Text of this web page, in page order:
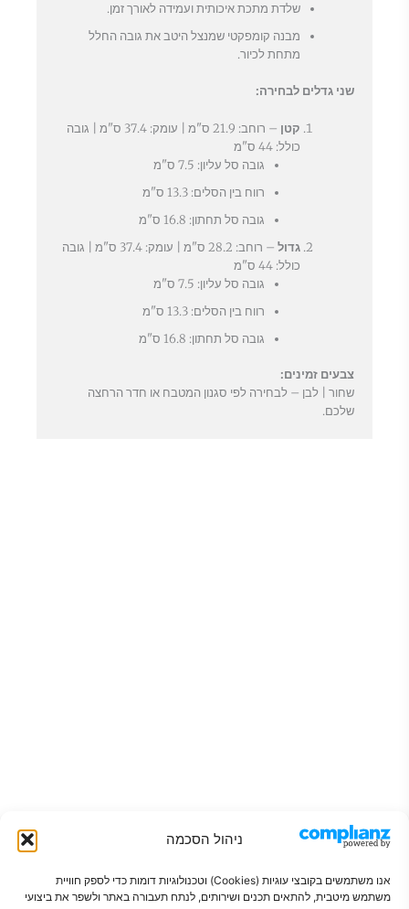
ניהול הסכמה
אנו משתמשים בקובצי עוגיות (Cookies) וטכנולוגיות דומות כדי לספק חוויית
משתמש מיטבית, להתאים תכנים ושירותים, לנתח תעבורה באתר ולשפר את ביצועי
שלדת מתכת איכותית ועמידה לאורך זמן.
מבנה קומפקטי שמנצל היטב את גובה החלל
מתחת לכיור.
שני גדלים לבחירה:
קטן
– רוחב: 21.9 ס"מ | עומק: 37.4 ס"מ | גובה
כולל: 44 ס"מ
גובה סל עליון: 7.5 ס"מ
רווח בין הסלים: 13.3 ס"מ
גובה סל תחתון: 16.8 ס"מ
גדול
– רוחב: 28.2 ס"מ | עומק: 37.4 ס"מ | גובה
כולל: 44 ס"מ
גובה סל עליון: 7.5 ס"מ
רווח בין הסלים: 13.3 ס"מ
גובה סל תחתון: 16.8 ס"מ
צבעים זמינים:
שחור | לבן – לבחירה לפי סגנון המטבח או חדר הרחצה
שלכם.